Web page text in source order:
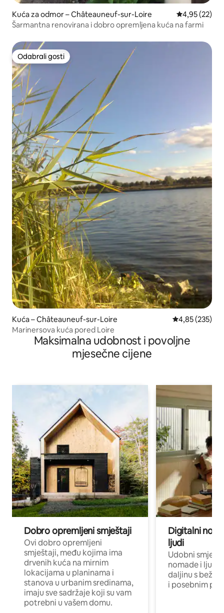
Kuća za odmor – Châteauneuf-sur-Loire Prosječna
4,95 (22)
Šarmantna renovirana i dobro opremljena kuća na farmi
Odabrali gosti
Odabrali gosti
Kuća – Châteauneuf-sur-Loire Prosječna
4,85 (235)
Marinersova kuća pored Loire
Maksimalna udobnost i povoljne
mjesečne cijene
Dobro opremljeni smještaji
Ovi dobro opremljeni
smještaji, među kojima ima
drvenih kuća na mirnim
lokacijama u planinama i
stanova u urbanim sredinama,
imaju sve sadržaje koji su vam
potrebni u vašem domu.
Digitalni
ljudi
Udobni
nomade i ljude
daljinu s
i posebnim